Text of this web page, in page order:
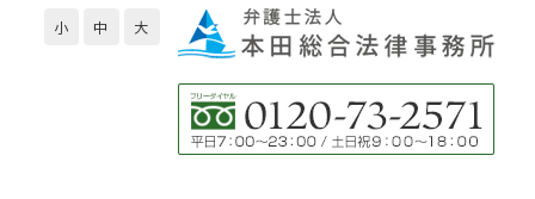
小 中 大